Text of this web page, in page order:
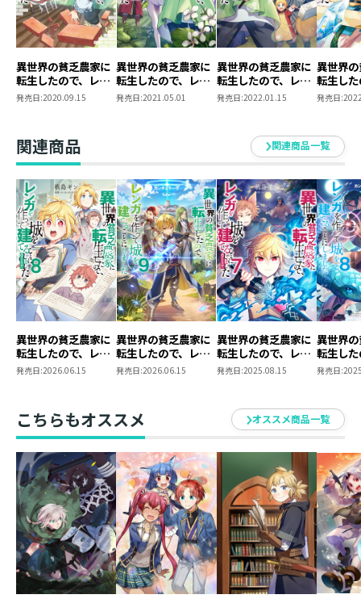
異世界の貧乏農家に
転生したので、レン
ガを作って城を建て
ることにしました
発売日:2020.09.15
異世界の貧乏農家に
転生したので、レン
ガを作って城を建て
ることにしました
発売日:2021.05.01
異世界の貧乏農家に
転生したので、レン
ガを作って城を建て
ることにしました
発売日:2022.01.15
異世界
転生し
ガを作
ること
発売日:
関連商品 関連商品一覧
異世界の貧乏農家に
転生したので、レン
ガを作って城を建て
発売日:2026.06.15
異世界の貧乏農家に
転生したので、レン
ガを作って城を建て
発売日:2026.06.15
異世界の貧乏農家に
転生したので、レン
ガを作って城を建て
発売日:2025.08.15
異世界
転生し
ガを作
発売日:
こちらもオススメ オススメ商品一覧